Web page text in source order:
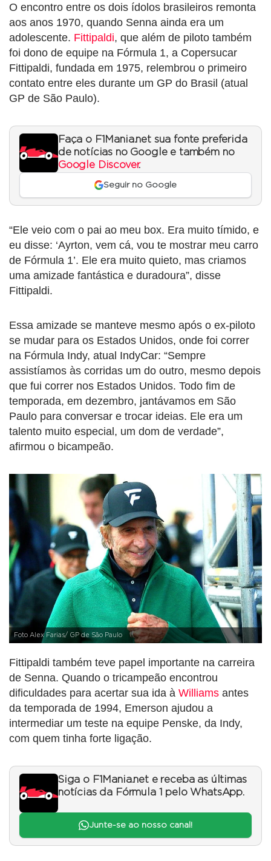
O encontro entre os dois ídolos brasileiros remonta
aos anos 1970, quando Senna ainda era um
adolescente. Fittipaldi, que além de piloto também
foi dono de equipe na Fórmula 1, a Copersucar
Fittipaldi, fundada em 1975, relembrou o primeiro
contato entre eles durante um GP do Brasil (atual
GP de São Paulo).
Faça o F1Mania.net sua fonte preferida
de notícias no Google e também no
Google Discover.
Seguir no Google
“Ele veio com o pai ao meu box. Era muito tímido, e
eu disse: ‘Ayrton, vem cá, vou te mostrar meu carro
de Fórmula 1’. Ele era muito quieto, mas criamos
uma amizade fantástica e duradoura”, disse
Fittipaldi.
Essa amizade se manteve mesmo após o ex-piloto
se mudar para os Estados Unidos, onde foi correr
na Fórmula Indy, atual IndyCar: “Sempre
assistíamos às corridas um do outro, mesmo depois
que fui correr nos Estados Unidos. Todo fim de
temporada, em dezembro, jantávamos em São
Paulo para conversar e trocar ideias. Ele era um
talento muito especial, um dom de verdade”,
afirmou o bicampeão.
Foto Alex Farias/ GP de São Paulo
Fittipaldi também teve papel importante na carreira
de Senna. Quando o tricampeão encontrou
dificuldades para acertar sua ida à Williams antes
da temporada de 1994, Emerson ajudou a
intermediar um teste na equipe Penske, da Indy,
com quem tinha forte ligação.
Siga o F1Mania.net e receba as últimas
notícias da Fórmula 1 pelo WhatsApp.
Junte-se ao nosso canal!